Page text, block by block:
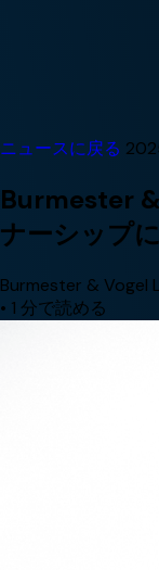
ニュースに戻る
Burmester
ナーシップ
Burmester & Vogel
• 1 分で読める